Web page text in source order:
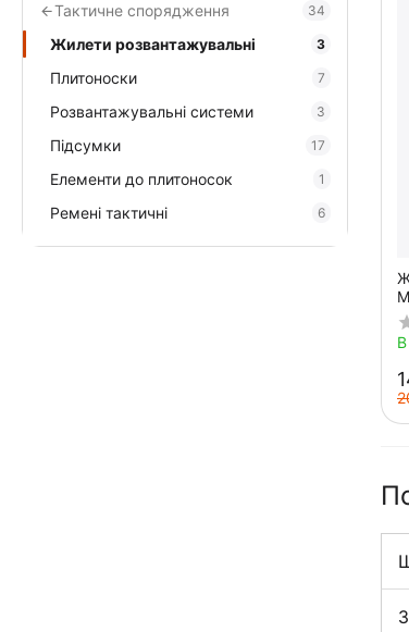
Тактичне спорядження 34
Жилети розвантажувальні 3
Плитоноски 7
Розвантажувальні системи 3
Підсумки 17
Елементи до плитоносок 1
Ремені тактичні 6